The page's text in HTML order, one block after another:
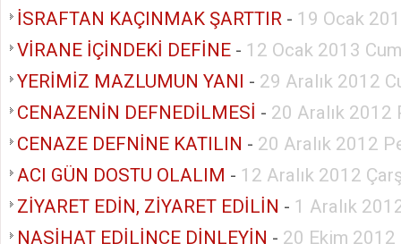
İSRAFTAN KAÇINMAK ŞARTTIR - 19 Ocak
VİRANE İÇİNDEKİ DEFİNE - 12 Ocak 2013
YERİMİZ MAZLUMUN YANI - 29 Aralık 2012
CENAZENİN DEFNEDİLMESİ - 20 Aralık 2012
CENAZE DEFNİNE KATILIN - 20 Aralık 2012
ACI GÜN DOSTU OLALIM - 12 Aralık 2012
ZİYARET EDİN, ZİYARET EDİLİN - 1 Aralık
NASİHAT EDİLİNCE DİNLEYİN - 20 Ekim